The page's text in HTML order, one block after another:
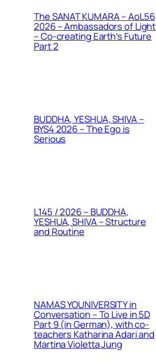
The SANAT KUMARA – AoL56
2026 – Ambassadors of Light
– Co-creating Earth’s Future
Part 2
BUDDHA, YESHUA, SHIVA –
BYS4 2026 – The Ego is
Serious
L145 / 2026 – BUDDHA,
YESHUA, SHIVA – Structure
and Routine
NAMAS YOUNIVERSITY in
Conversation – To Live in 5D
Part 9 (in German), with co-
teachers Katharina Adari and
Martina Violetta Jung